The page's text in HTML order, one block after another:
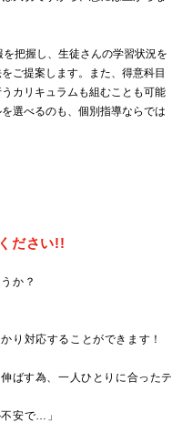
把握し、生徒さんの学習状況を
ご提案します。また、得意科目
カリキュラムも組むことも可能
選べるのも、個別指導ならでは
ださい!!
か？
り対応することができます！
ばす為、一人ひとりに合ったテ
安で…」